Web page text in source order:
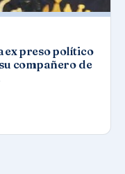
ex preso político
compañero de